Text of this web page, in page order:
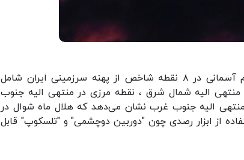
ایسنا: به اعتقاد رصدگران هلال ماه بررسی مختصات این جرم آسمانی در ۸ نقطه شاخص از پهنه سرزمینی ایران شامل
منتهی الیه شمال شرق ، نقطه مرزی در منتهی الیه جنوب
الیه جنوب غرب نشان می‌دهد که هلال ماه شوال در
با استفاده از ابزار رصدی چون "دوربین دوچشمی" و "تلسکوپ" قابل